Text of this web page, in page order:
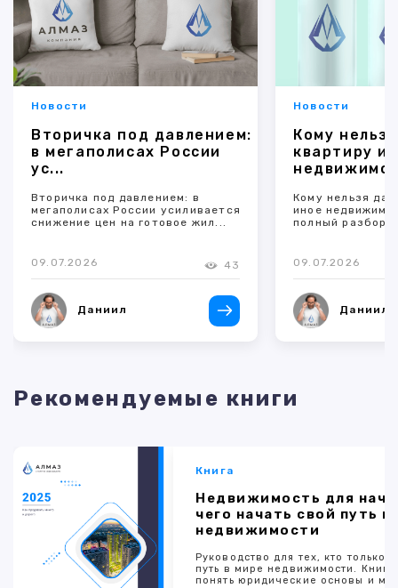
Новости
Вторичка под давлением:
в мегаполисах России
ус...
Вторичка под давлением: в
мегаполисах России усиливается
снижение цен на готовое жил...
09.07.2026 43
Даниил
Новости
Кому
квартиру и
Кому нельзя
иное
полный разбор
09.07.2026
Даниил
Рекомендуемые книги
Книга
Недвижимость для
чего начать свой путь в
недвижимости
Руководство для тех, кто только
путь в мире недвижимости.
понять юридические основы и